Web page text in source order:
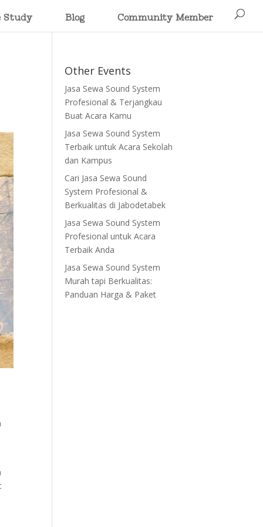
Study Blog Community Member
Other Events
Jasa Sewa Sound System
Profesional & Terjangkau
Buat Acara Kamu
Jasa Sewa Sound System
Terbaik untuk Acara Sekolah
dan Kampus
Cari Jasa Sewa Sound
System Profesional &
Berkualitas di Jabodetabek
Jasa Sewa Sound System
Profesional untuk Acara
Terbaik Anda
Jasa Sewa Sound System
Murah tapi Berkualitas:
Panduan Harga & Paket